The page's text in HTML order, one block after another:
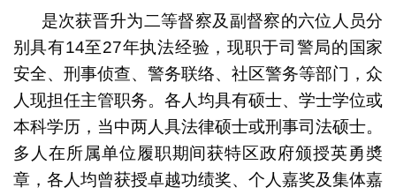
是次获晋升为二等督察及副督察的六位人员分
别具有14至27年执法经验，现职于司警局的国家
安全、刑事侦查、警务联络、社区警务等部门，众
人现担任主管职务。各人均具有硕士、学士学位或
本科学历，当中两人具法律硕士或刑事司法硕士。
多人在所属单位履职期间获特区政府颁授英勇奬
章，各人均曾获授卓越功绩奖、个人嘉奖及集体嘉